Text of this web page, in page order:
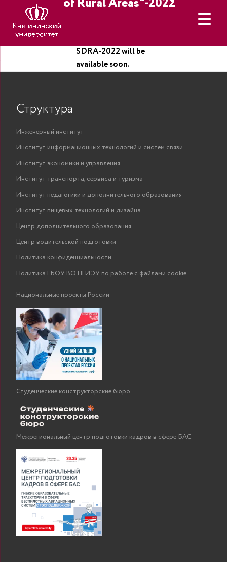
SDRA-2022 will be
available soon.
Структура
Инженерный институт
Институт информационных технологий и систем связи
Институт экономики и управления
Институт транспорта, сервиса и туризма
Институт педагогики и дополнительного образования
Институт пищевых технологий и дизайна
Центр дополнительного образования
Центр водительской подготовки
Политика конфиденциальности
Политика ГБОУ ВО НГИЭУ по работе с файлами cookie
Национальные проекты России
Студенческие конструкторские бюро
Межрегиональный центр подготовки кадров в сфере БАС